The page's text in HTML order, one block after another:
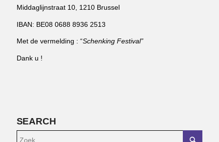
Middaglijnstraat 10, 1210 Brussel
IBAN: BE08 0688 8936 2513
Met de vermelding : “Schenking Festival”
Dank u !
SEARCH